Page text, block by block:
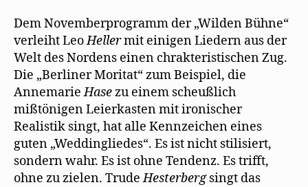
Dem Novemberprogramm der „Wilden Bühne“
verleiht LeoHellermit einigen Liedern aus der
Welt des Nordens einen chrakteristischen Zug.
Die „Berliner Moritat“ zum Beispiel, die
AnnemarieHasezu einem scheußlich
mißtönigen Leierkasten mit ironischer
Realistik singt, hat alle Kennzeichen eines
guten „Weddingliedes“. Es ist nicht stilisiert,
sondern wahr. Es ist ohne Tendenz. Es trifft,
ohne zu zielen. TrudeHesterbergsingt das